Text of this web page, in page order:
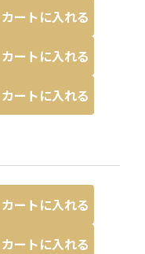
カートに入れる
カートに入れる
カートに入れる
カートに入れる
カートに入れる